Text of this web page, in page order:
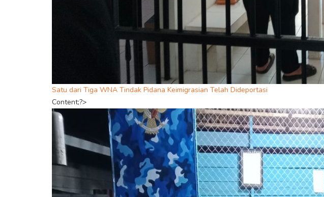
Satu dari Tiga WNA Tindak Pidana Keimigrasian Telah Dideportasi
Content;?>